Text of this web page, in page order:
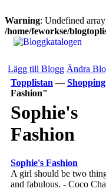
Warning: Undefined
/home/feworkse/
Lägg till Blogg Ändra
Topplistan —
Fashion"
Sophie's
Fashion
Sophie's Fashion
A girl should be two
and fabulous. - Coco